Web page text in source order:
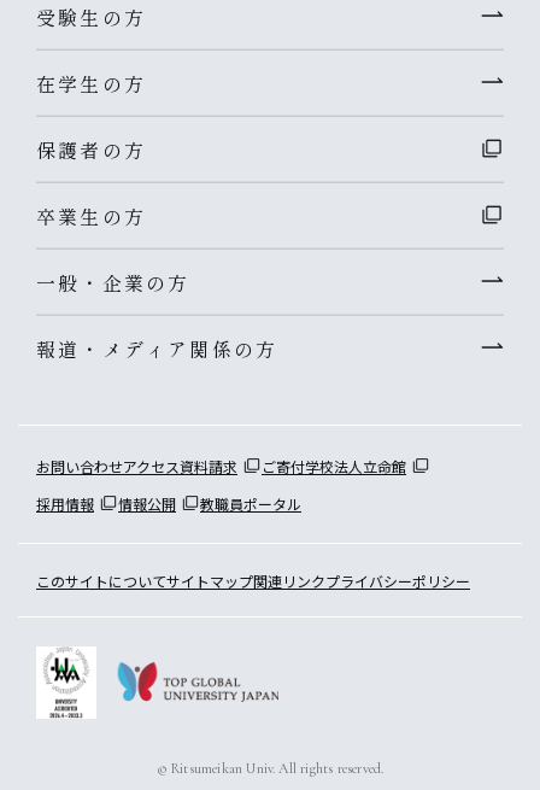
受験生の方
在学生の方
保護者の方
卒業生の方
一般・企業の方
報道・メディア関係の方
お問い合わせアクセス資料請求 ご寄付学校法人立命館
採用情報
情報公開 教職員ポータル
このサイトについてサイトマップ関連リンクプライバシーポリシー
© Ritsumeikan Univ. All rights reserved.